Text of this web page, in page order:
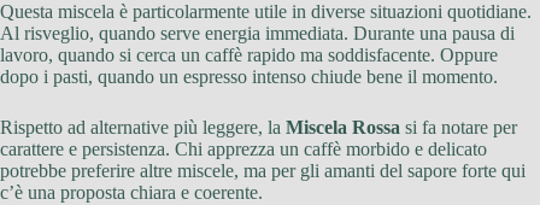
Questa miscela è particolarmente utile in diverse situazioni quotidiane.
Al risveglio, quando serve energia immediata. Durante una pausa di
lavoro, quando si cerca un caffè rapido ma soddisfacente. Oppure
dopo i pasti, quando un espresso intenso chiude bene il momento.
Rispetto ad alternative più leggere, la Miscela Rossa si fa notare per
carattere e persistenza. Chi apprezza un caffè morbido e delicato
potrebbe preferire altre miscele, ma per gli amanti del sapore forte qui
c’è una proposta chiara e coerente.